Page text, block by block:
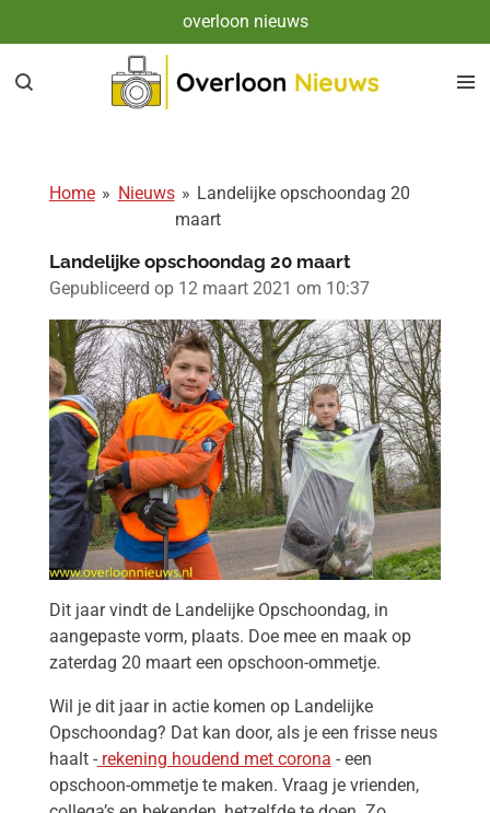
direct
naar
overloon nieuws
Home » Nieuws » Landelijke opschoondag 20
maart
Landelijke opschoondag 20 maart
Gepubliceerd op 12 maart 2021 om 10:37
Dit jaar vindt de Landelijke Opschoondag, in
aangepaste vorm, plaats. Doe mee en maak op
zaterdag 20 maart een opschoon-ommetje.
Wil je dit jaar in actie komen op Landelijke
Opschoondag? Dat kan door, als je een frisse neus
haalt -rekening houdend met corona - een
opschoon-ommetje te maken. Vraag je vrienden,